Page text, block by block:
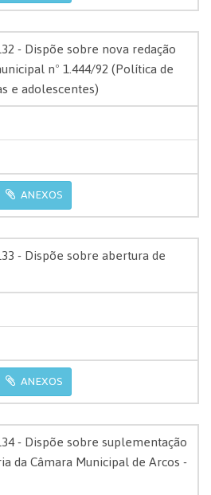
- Dispõe sobre nova redação
nº 1.444/92 (Política de
e adolescentes)
ANEXOS
- Dispõe sobre abertura de
ANEXOS
- Dispõe sobre suplementação
da Câmara Municipal de Arcos -